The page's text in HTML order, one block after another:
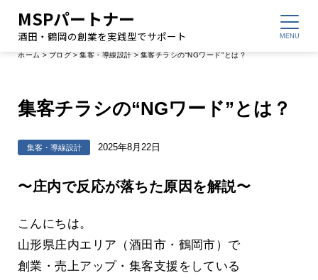
MSPパートナー
酒田・鶴岡の創業を実践型でサポート
ホーム > ブログ >集客・導線設計 > 集客チラシの“NGワード”とは？
集客チラシの“NGワード”とは？
集客・導線設計 2025年8月22日
〜庄内で反応が落ちた原因を解説〜
こんにちは。
山形県庄内エリア（酒田市・鶴岡市）で
創業・売上アップ・集客支援をしている